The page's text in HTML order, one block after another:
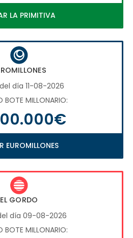
LA PRIMITIVA
día 11-08-2026
BOTE MILLONARIO:
EUROMILLONES
EL GORDO
día 09-08-2026
BOTE MILLONARIO: